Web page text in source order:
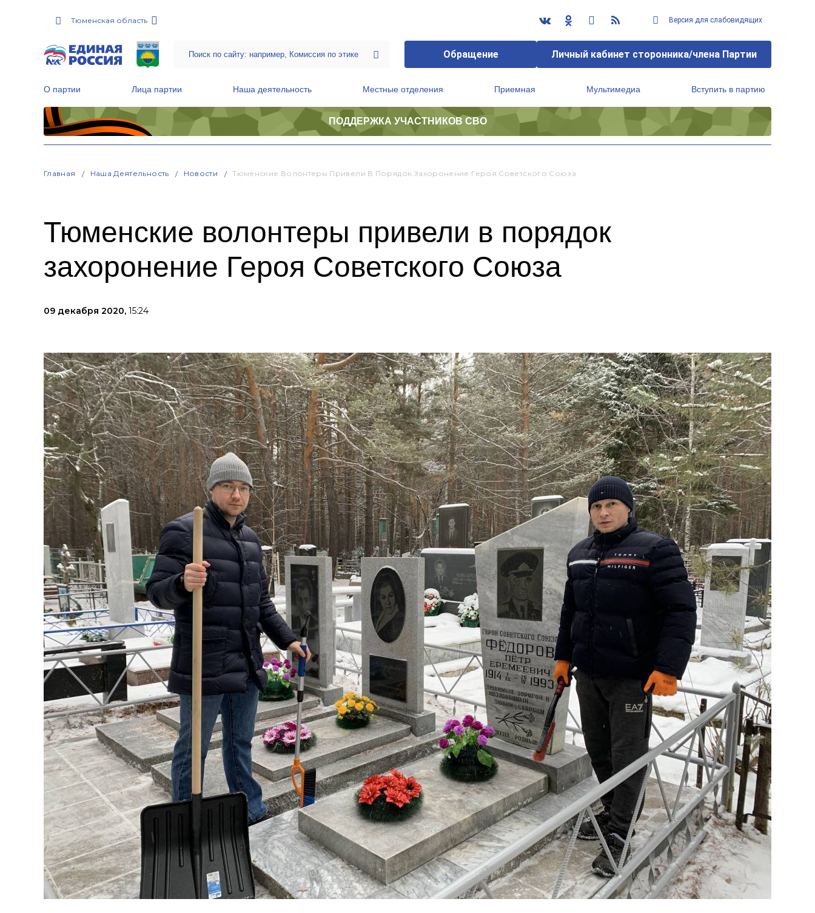
Тюменская область Версия для слабовидящих
Обращение Личный кабинет сторонника/члена Партии
О партии Лица партии Наша деятельность Местные отделения Приемная Мультимедиа Вступить в партию
ПОДДЕРЖКА УЧАСТНИКОВ СВО
Главная Наша Деятельность Новости Тюменские Волонтеры Привели В Порядок Захоронение Героя Советского Союза
Тюменские волонтеры привели в порядок
захоронение Героя Советского Союза
09 декабря 2020, 15:24